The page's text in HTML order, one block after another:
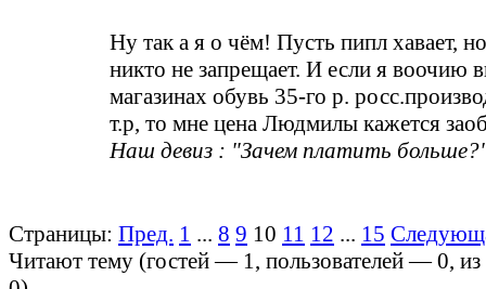
Ну так а я о чём! Пусть пипл хавает,
никто не запрещает. И если я воочию
магазинах обувь 35-го р.
т.р, то мне цена Людмилы кажется
Наш девиз : "Зачем платить
Страницы: Пред. 1 ... 8 9 10 11 12 ... 15
Читают тему (гостей — 1, пользователей —0,